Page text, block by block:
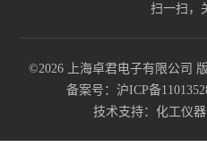
扫一扫，
©2026 上海卓君电子有限公司
备案号：沪ICP备
技术支持： 化工仪器